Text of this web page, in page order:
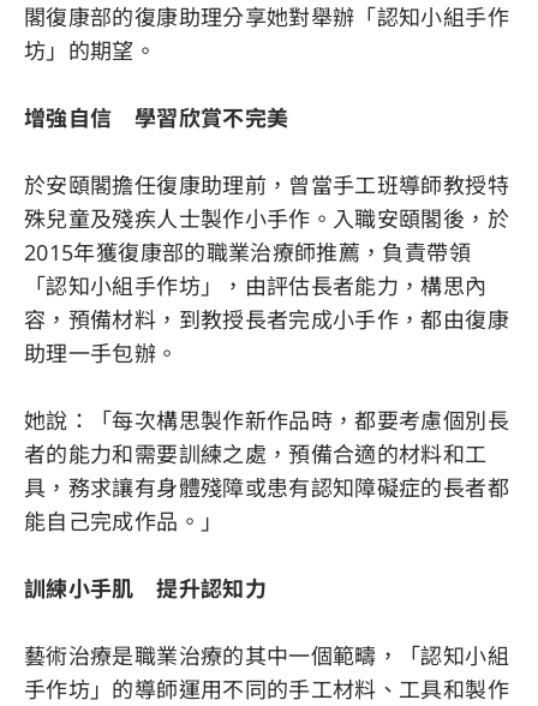
閣復康部的復康助理分享她對舉辦「認知小組手作
坊」的期望。
增強自信 學習欣賞不完美
於安頤閣擔任復康助理前，曾當手工班導師教授特
殊兒童及殘疾人士製作小手作。入職安頤閣後，於
2015年獲復康部的職業治療師推薦，負責帶領
「認知小組手作坊」，由評估長者能力，構思內
容，預備材料，到教授長者完成小手作，都由復康
助理一手包辦。
她說：「每次構思製作新作品時，都要考慮個別長
者的能力和需要訓練之處，預備合適的材料和工
具，務求讓有身體殘障或患有認知障礙症的長者都
能自己完成作品。」
訓練小手肌 提升認知力
藝術治療是職業治療的其中一個範疇，「認知小組
手作坊」的導師運用不同的手工材料、工具和製作